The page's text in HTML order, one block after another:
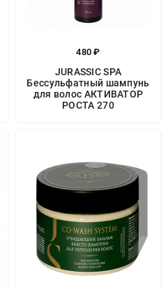
480 ₽
JURASSIC SPA
Бессульфатный шампунь
для волос АКТИВАТОР
РОСТА 270